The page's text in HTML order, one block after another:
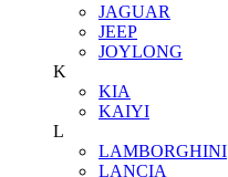
JAGUAR
JEEP
JOYLONG
K
KIA
KAIYI
L
LAMBORGHINI
LANCIA